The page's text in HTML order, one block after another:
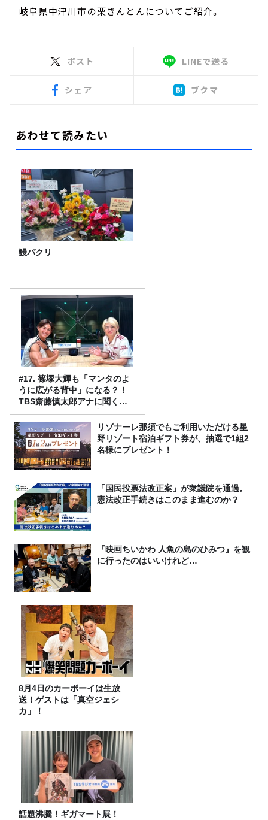
岐阜県中津川市の栗きんとんについてご紹介。
ポスト LINEで送る
シェア ブクマ
あわせて読みたい
鰻パクリ
#17. 篠塚大輝も「マンタのよ
うに広がる背中」になる？！
TBS齋藤慎太郎アナに聞くメ
ンズフィジークの魅力！！
リゾナーレ那須でもご利用いただける星
野リゾート宿泊ギフト券が、抽選で1組2
名様にプレゼント！
「国民投票法改正案」が衆議院を通過。
憲法改正手続きはこのまま進むのか？
『映画ちいかわ 人魚の島のひみつ』を観
に行ったのはいいけれど…
8月4日のカーボーイは生放
送！ゲストは「真空ジェシ
カ」！
話題沸騰！ギガマート展！